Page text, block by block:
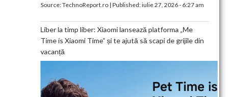
Source:TechnoReport.ro| Published:iulie 27, 2026 - 6:27 am
Liber la timp liber: Xiaomi lansează platforma „Me
Time is Xiaomi Time” și te ajută să scapi de grijile din
vacanță